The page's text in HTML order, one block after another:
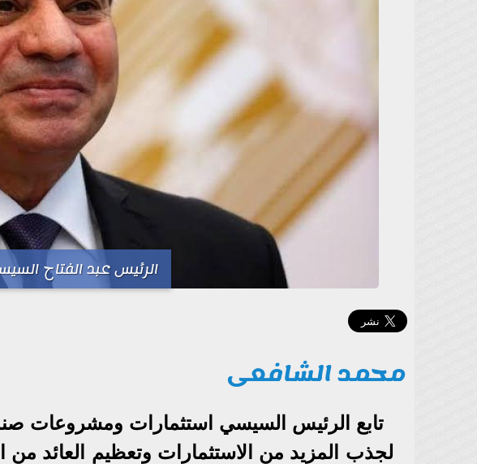
الرئيس عبد الفتاح
محمد الشافعى
تابع الرئيس السيسي استثمارات ومشروعات
لجذب المزيد من الاستثمارات وتعظيم العائد من